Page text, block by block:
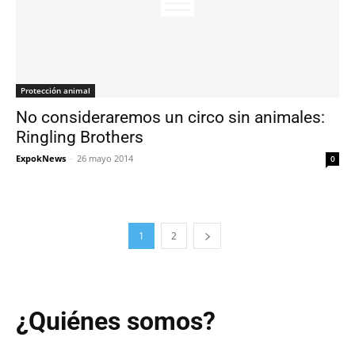
Protección animal
No consideraremos un circo sin animales:
Ringling Brothers
ExpokNews - 26 mayo 2014 0
1 2
¿Quiénes somos?